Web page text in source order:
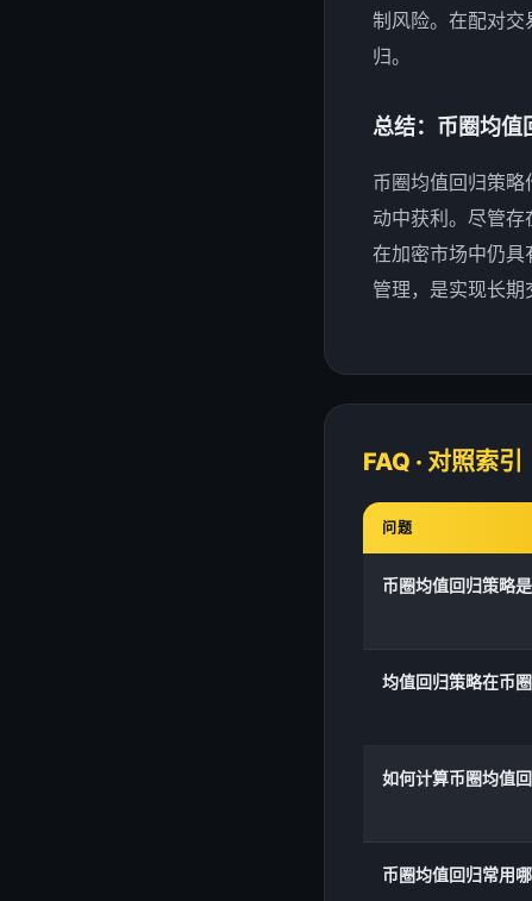
制风险。在配对
归。
总结：币圈均值
币圈均值回归策
动中获利。尽管
在加密市场中仍
管理，是实现长期
FAQ · 对照索引
问题
币圈均值回归策略是
均值回归策略在币圈
如何计算币圈均值
币圈均值回归常用